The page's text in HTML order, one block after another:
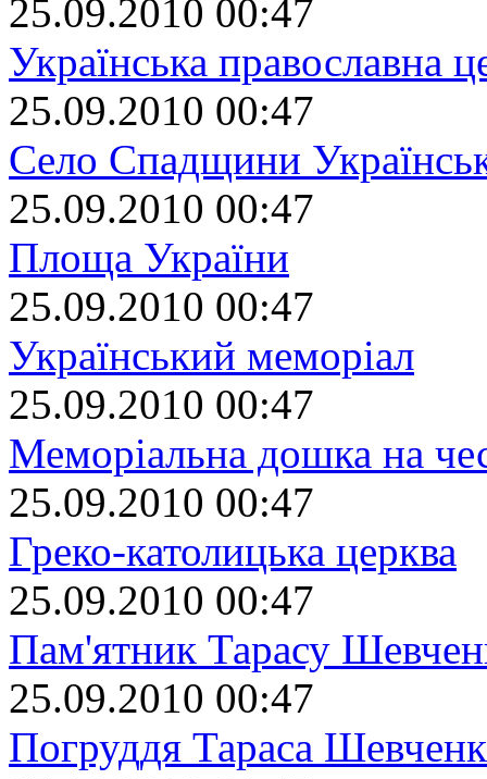
25.09.2010 00:47
Українська православна
25.09.2010 00:47
Село Спадщини
25.09.2010 00:47
Площа України
25.09.2010 00:47
Український меморіал
25.09.2010 00:47
Меморіальна дошка на
25.09.2010 00:47
Греко-католицька церква
25.09.2010 00:47
Пам'ятник Тарасу
25.09.2010 00:47
Погруддя Тараса